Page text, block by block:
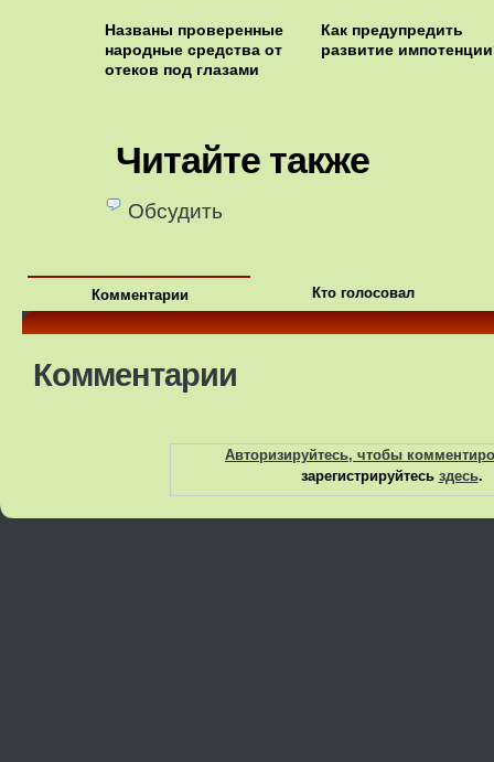
Названы проверенные
народные средства от
отеков под глазами
Как предупредить
развитие
Читайте также
Обсудить
Комментарии Кто голосовал
Комментарии
Авторизируйтесь, чтобы
зарегистрируйтесь здесь.